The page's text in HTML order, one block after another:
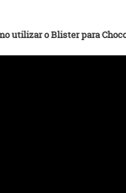
utilizar o Blister para